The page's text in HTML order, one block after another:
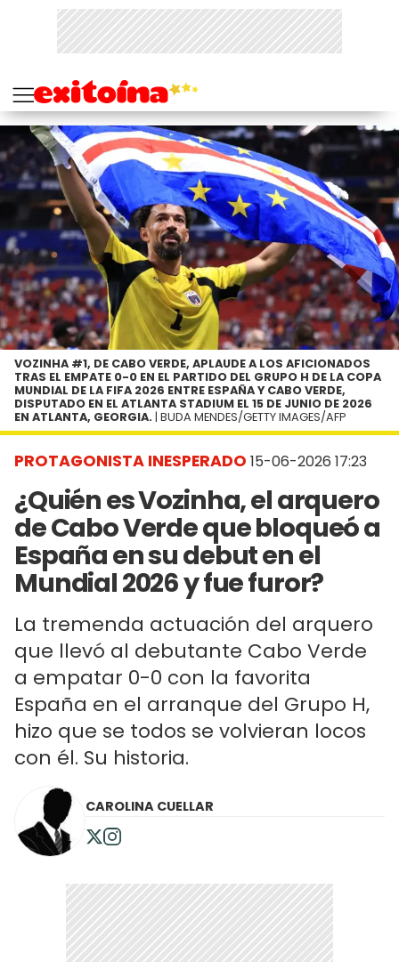
PROTAGONISTA INESPERADO 15-06-2026 17:23
¿Quién es Vozinha, el arquero
de Cabo Verde que bloqueó a
España en su debut en el
Mundial 2026 y fue furor?
La tremenda actuación del arquero
que llevó al debutante Cabo Verde
a empatar 0-0 con la favorita
España en el arranque del Grupo H,
hizo que se todos se volvieran locos
con él. Su historia.
VOZINHA #1, DE CABO VERDE, APLAUDE A LOS AFICIONADOS
TRAS EL EMPATE 0-0 EN EL PARTIDO DEL GRUPO H DE LA COPA
MUNDIAL DE LA FIFA 2026 ENTRE ESPAÑA Y CABO VERDE,
DISPUTADO EN EL ATLANTA STADIUM EL 15 DE JUNIO DE 2026
EN ATLANTA, GEORGIA. | BUDA MENDES/GETTY IMAGES/AFP
CAROLINA CUELLAR